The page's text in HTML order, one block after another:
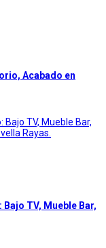
Acabado en
TV, Mueble Bar,